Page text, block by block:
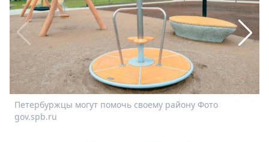
Metro
Стримы
Спецпроекты
Звезды
Выборы
2026
Скачай
Петербуржцы могут помочь своему району Фото
gov.spb.ru